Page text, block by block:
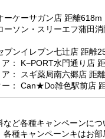
ーケーサガン店 距離618m
ーソン・スリーエフ蒲田
ブンイレブン七辻店 距離
ア： K−PORT水門通り店
ア： スギ薬局南六郷店 距
ー： Can★Do雑色駅前店
ど各種キャンペーンにつ
種キャンペーンキはお